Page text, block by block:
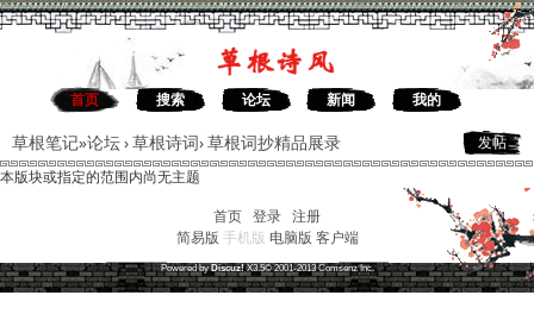
首页 搜索 论坛 新闻 我的
草根笔记»论坛 › 草根诗词› 草根词抄精品展录 发帖
本版块或指定的范围内尚无主题
首页 登录
注册
简易版 手机版 电脑版 客户端
Powered byDiscuz! X3.5© 2001-2013ComsenzInc.